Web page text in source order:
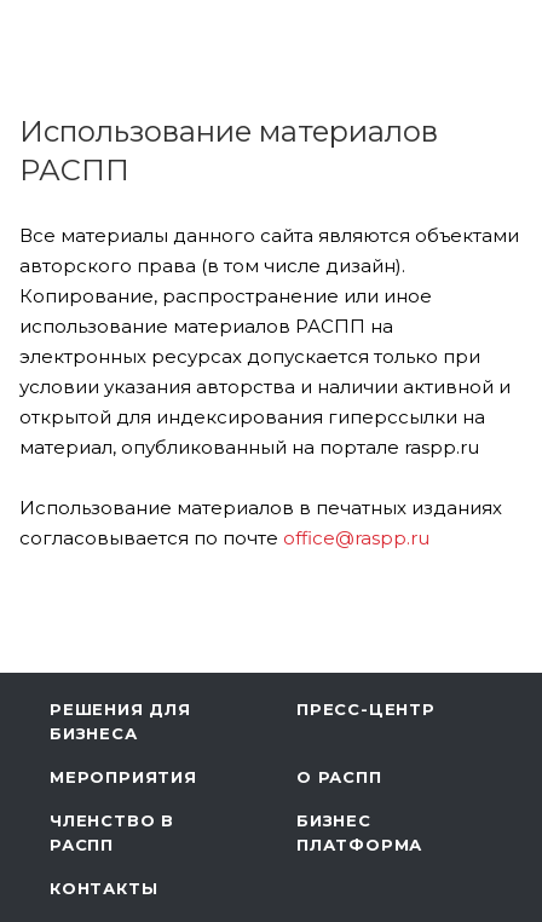
Использование материалов
РАСПП
Все материалы данного сайта являются объектами
авторского права (в том числе дизайн).
Копирование, распространение или иное
использование материалов РАСПП на
электронных ресурсах допускается только при
условии указания авторства и наличии активной и
открытой для индексирования гиперссылки на
материал, опубликованный на портале raspp.ru
Использование материалов в печатных изданиях
согласовывается по почте office@raspp.ru
РЕШЕНИЯ ДЛЯ
БИЗНЕСА
ПРЕСС-ЦЕНТР
МЕРОПРИЯТИЯ О РАСПП
ЧЛЕНСТВО В
РАСПП
БИЗНЕС
ПЛАТФОРМА
КОНТАКТЫ